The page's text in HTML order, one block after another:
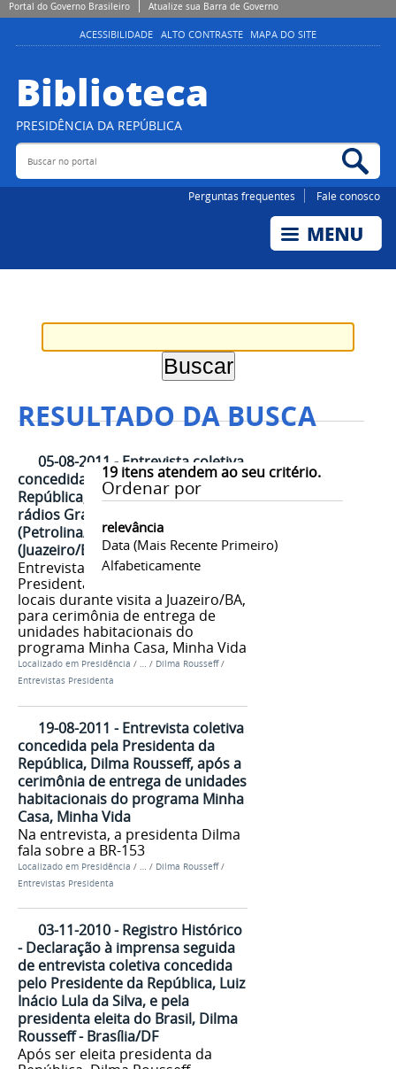
Portal do Governo Brasileiro Atualize sua Barra de Governo
ACESSIBILIDADE ALTO CONTRASTE MAPA DO SITE
Biblioteca
PRESIDÊNCIA DA REPÚBLICA
Buscar no portal
Perguntas frequentes Fale conosco
RESULTADO DA BUSCA
19itens atendem ao seu critério.
Ordenar por
relevância
Data (mais Recente Primeiro)
Alfabeticamente
05-08-2011 - Entrevista coletiva
concedida pela Presidenta da
República, Dilma Rousseff, às
rádios Grande Rio AM
(Petrolina/PE) e Juazeiro AM
(Juazeiro/BA)
Entrevista coletiva concedida pela
Presidenta Dilma para rádios
locais durante visita a Juazeiro/BA,
para cerimônia de entrega de
unidades habitacionais do
programa Minha Casa, Minha Vida
Localizado em Presidência / … / Dilma Rousseff /
Entrevistas Presidenta
19-08-2011 - Entrevista coletiva
concedida pela Presidenta da
República, Dilma Rousseff, após a
cerimônia de entrega de unidades
habitacionais do programa Minha
Casa, Minha Vida
Na entrevista, a presidenta Dilma
fala sobre a BR-153
Localizado em Presidência / / Dilma Rousseff /
Entrevistas Presidenta
03-11-2010 - Registro Histórico
- Declaração à imprensa seguida
de entrevista coletiva concedida
pelo Presidente da República, Luiz
Inácio Lula da Silva, e pela
presidenta eleita do Brasil, Dilma
Rousseff - Brasília/DF
Após ser eleita presidenta da